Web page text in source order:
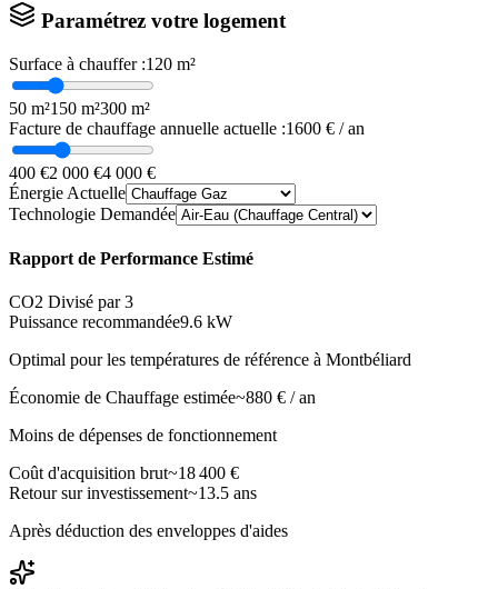
Paramétrez votre logement
Surface à chauffer :120 m²
50 m²150 m²300 m²
Facture de chauffage annuelle actuelle :1600 € / an
400 €2 000 €4 000 €
Énergie Actuelle
Technologie Demandée
Rapport de Performance Estimé
CO2 Divisé par 3
Puissance recommandée9.6 kW
Optimal pour les températures de référence à Montbéliard
Économie de Chauffage estimée~880 € / an
Moins de dépenses de fonctionnement
Coût d'acquisition brut~18 400 €
Retour sur investissement~13.5 ans
Après déduction des enveloppes d'aides